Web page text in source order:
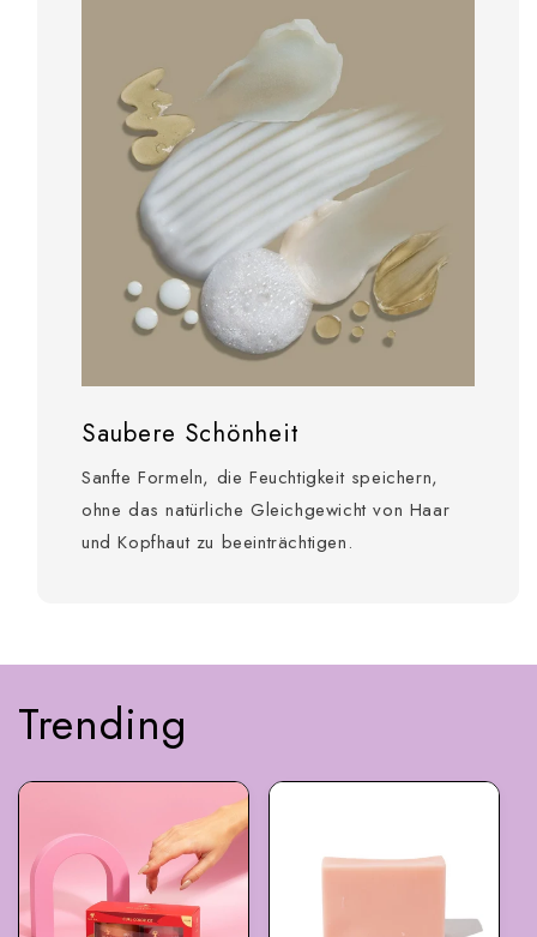
Saubere Schönheit
Sanfte Formeln, die Feuchtigkeit speichern,
ohne das natürliche Gleichgewicht von Haar
und Kopfhaut zu beeinträchtigen.
Trending